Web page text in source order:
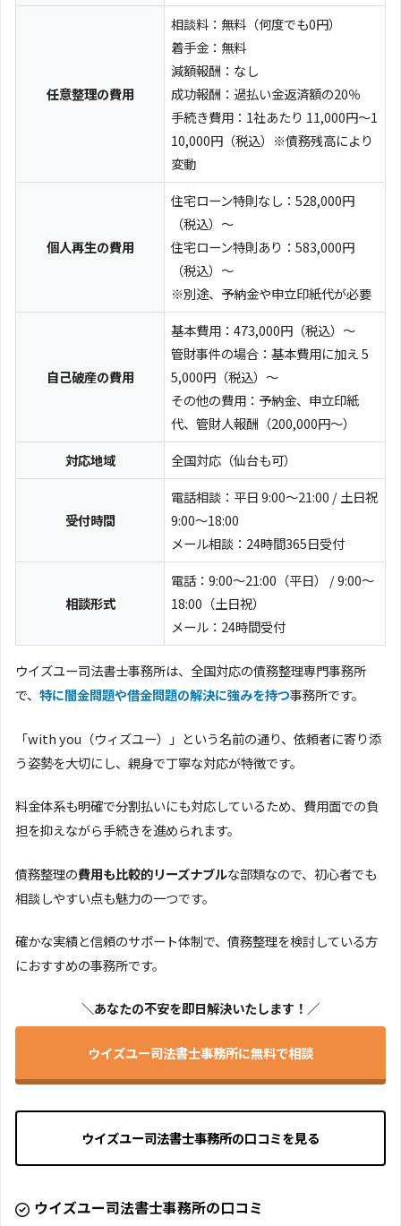
任意整理の費用
相談料：無料（何度でも0円）
着手金：無料
減額報酬：なし
成功報酬：過払い金返済額の20％
手続き費用：1社あたり 11,000円～1
10,000円（税込）※債務残高により
変動
個人再生の費用
住宅ローン特則なし：528,000円
（税込）～
住宅ローン特則あり：583,000円
（税込）～
※別途、予納金や申立印紙代が必要
自己破産の費用
基本費用：473,000円（税込）～
管財事件の場合：基本費用に加え 5
5,000円（税込）～
その他の費用：予納金、申立印紙
代、管財人報酬（200,000円～）
対応地域
全国対応（仙台も可）
受付時間
電話相談：平日 9:00～21:00 / 土日祝
9:00～18:00
メール相談：24時間365日受付
相談形式
電話：9:00～21:00（平日） / 9:00～
18:00（土日祝）
メール：24時間受付
ウイズユー司法書士事務所は、全国対応の債務整理専門事務所
で、 特に闇金問題や借金問題の解決に強みを持つ事務所です。
「with you（ウィズユー）」という名前の通り、依頼者に寄り添
う姿勢を大切にし、親身で丁寧な対応が特徴です。
料金体系も明確で分割払いにも対応しているため、費用面での負
担を抑えながら手続きを進められます。
債務整理の費用も比較的リーズナブルな部類なので、初心者でも
相談しやすい点も魅力の一つです。
確かな実績と信頼のサポート体制で、債務整理を検討している方
におすすめの事務所です。
＼あなたの不安を即日解決いたします！／
ウイズユー司法書士事務所に無料で相談
ウイズユー司法書士事務所の口コミを見る
ウイズユー司法書士事務所の口コミ